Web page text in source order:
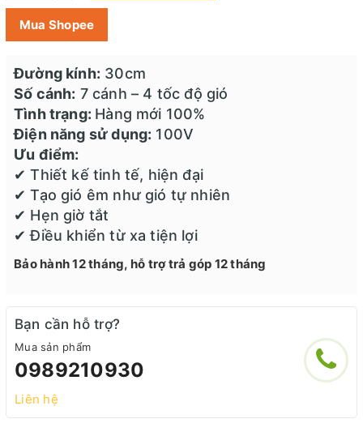
Mua Shopee
Đường kính: 30cm
Số cánh: 7 cánh – 4 tốc độ gió
Tình trạng: Hàng mới 100%
Điện năng sử dụng: 100V
Ưu điểm:
✔ Thiết kế tinh tế, hiện đại
✔ Tạo gió êm như gió tự nhiên
✔ Hẹn giờ tắt
✔ Điều khiển từ xa tiện lợi
Bảo hành 12 tháng, hỗ trợ trả góp 12 tháng
Bạn cần hỗ trợ?
Mua sản phẩm
0989210930
Liên hệ